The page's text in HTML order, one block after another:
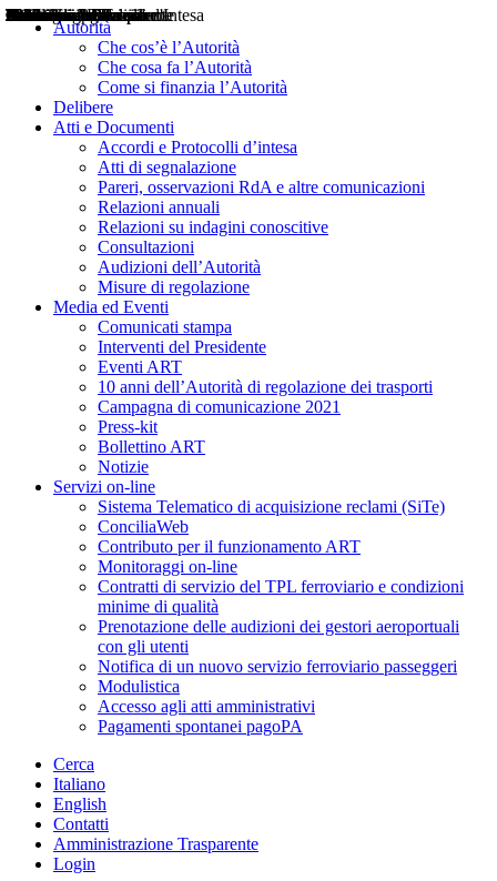
Autorità
Che cos’è l’Autorità
Che cosa fa l’Autorità
Come si finanzia l’Autorità
Delibere
Atti e Documenti
Accordi e Protocolli d’intesa
Atti di segnalazione
Pareri, osservazioni RdA e altre comunicazioni
Relazioni annuali
Relazioni su indagini conoscitive
Consultazioni
Audizioni dell’Autorità
Misure di regolazione
Media ed Eventi
Comunicati stampa
Interventi del Presidente
Eventi ART
10 anni dell’Autorità di regolazione dei trasporti
Campagna di comunicazione 2021
Press-kit
Bollettino ART
Notizie
Servizi on-line
Sistema Telematico di acquisizione reclami (SiTe)
ConciliaWeb
Contributo per il funzionamento ART
Monitoraggi on-line
Contratti di servizio del TPL ferroviario e condizioni
minime di qualità
Prenotazione delle audizioni dei gestori aeroportuali
con gli utenti
Notifica di un nuovo servizio ferroviario passeggeri
Modulistica
Accesso agli atti amministrativi
Pagamenti spontanei pagoPA
Cerca
Italiano
English
Contatti
Amministrazione Trasparente
Login
Delibere
Pareri
Consultazioni
Audizioni
Atti di Segnalazione
Accordi e Protocolli d'Intesa
Relazioni annuali
Misure di regolazione
Notizie
Comunicati Stampa
Bollettini ART
Convegni ART
Interviste del Presidente
Articoli in primo piano
Interventi del Presidente
2004
2005
2010
2013
2014
2015
2016
2017
2018
2019
202
2020
2021
2022
2023
2024
2025
2026
Aereo
Marittimo
Terrestre